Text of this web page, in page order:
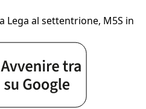
Lega al settentrione, M5S in